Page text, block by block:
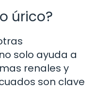
úrico?
solo ayuda a
renales y
son clave